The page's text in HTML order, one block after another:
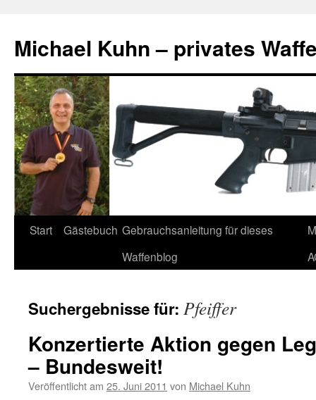
springen
Michael Kuhn – privates
Start Gästebuch Gebrauchsanleitung für dieses
Waffenblog
Suchergebnisse für: Pfeiffer
Konzertierte Aktion gegen
– Bundesweit!
Veröffentlicht am 25. Juni 2011 von Michael Kuhn